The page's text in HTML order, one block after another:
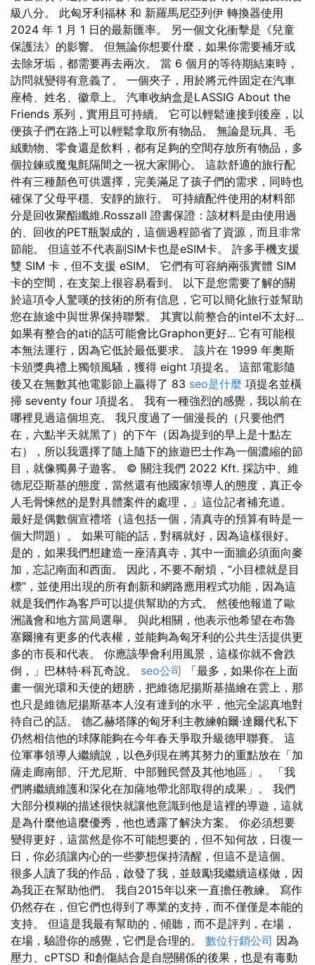
級八分。 此匈牙利福林 和 新羅馬尼亞列伊 轉換器使用
2024 年 1 月 1 日的最新匯率。 另一個文化衝擊是《兒童
保護法》的影響。 但無論你想要什麼，如果你需要補牙或
去除牙垢，都需要再去兩次。 當 6 個月的等待期結束時，
訪問就變得有意義了。 一個夾子，用於將元件固定在汽車
座椅、姓名、徽章上。 汽車收納盒是LASSIG About the
Friends 系列，實用且可持續。 它可以輕鬆連接到後座，以
便孩子們在路上可以輕鬆拿取所有物品。 無論是玩具、毛
絨動物、零食還是飲料，都有足夠的空間存放所有物品，多
個拉鍊或魔鬼氈隔間之一祝大家開心。 這款舒適的旅行配
件有三種顏色可供選擇，完美滿足了孩子們的需求，同時也
確保了父母平穩、安靜的旅行。 可持續配件使用的材料部
分是回收聚酯纖維.Rosszall 證書保證：該材料是由使用過
的、回收的PET瓶製成的，這個過程節省了資源，而且非常
節能。 但這並不代表副SIM卡也是eSIM卡。 許多手機支援
雙 SIM 卡，但不支援 eSIM。 它們有可容納兩張實體 SIM
卡的空間，在支架上很容易看到。 以下是您需要了解的關
於這項令人驚嘆的技術的所有信息，它可以簡化旅行並幫助
您在旅途中與世界保持聯繫。 其實以前整合的intel不太好...
如果有整合的ati的話可能會比Graphon更好... 它有可能根
本無法運行，因為它低於最低要求。 該片在 1999 年奧斯
卡頒獎典禮上獨領風騷，獲得 eight 項提名。 這部電影隨
後又在無數其他電影節上贏得了 83 seo是什麼 項提名並橫
掃 seventy four 項提名。 我有一種強烈的感覺，我以前在
哪裡見過這個坦克。 我只度過了一個漫長的（只要他們
在，六點半天就黑了）的下午（因為提到的早上是十點左
右），所以我選擇了隨上隨下的旅遊巴士作為一個濃縮的節
目，就像獨鼻子遊客。 © 關注我們 2022 Kft. 採訪中、維
德尼亞斯基的態度，當然還有他國家領導人的態度，真正令
人毛骨悚然的是對具體案件的處理，」這位記者補充道。
最好是偶數個宣禮塔（這包括一個，清真寺的預算有時是一
個大問題）。 如果可能的話，對稱就好，因為這樣很好。
是的，如果我們想建造一座清真寺，其中一面牆必須面向麥
加，忘記南面和西面。 因此，不要不耐煩，“小目標就是目
標”，並使用出現的所有創新和網路應用程式功能，因為這
就是我們作為客戶可以提供幫助的方式。 然後他報道了歐
洲議會和地方當局選舉。 與此相關，他表示他希望在布魯
塞爾擁有更多的代表權，並能夠為匈牙利的公共生活提供更
多的市長和代表。 你應該學會利用風景，這樣你就不會跌
倒，」巴林特·科瓦奇說。 seo公司 「最多，如果你在上面
畫一個光環和天使的翅膀，把維德尼揚斯基描繪在雲上，那
也只是維德尼揚斯基本人沒有達到的水平，他完全認真地對
待自己的話。 德乙赫塔隊的匈牙利主教練帕爾·達爾代私下
仍然相信他的球隊能夠在今年春天爭取升級德甲聯賽。 這
位軍事領導人繼續說，以色列現在將其努力的重點放在「加
薩走廊南部、汗尤尼斯、中部難民營及其他地區」。 「我
們將繼續維護和深化在加薩地帶北部取得的成果」。 我們
大部分模糊的描述很快就讓他意識到他是這裡的導遊，這就
是為什麼他這麼優秀，他也透露了解決方案。 你必須想要
變得更好，這當然是你不可能想要的，但不知何故，日復一
日，你必須讓內心的一些夢想保持清醒，但這不是這個。
很多人讀了我的作品，啟發了我，並鼓勵我繼續這樣做，因
為我正在幫助他們。 我自2015年以來一直擔任教練。 寫作
仍然存在，但它們也得到了專業的支持，而不僅僅是本能的
支持。 但這是我最有幫助的，傾聽，而不是評判，在場，
在場，驗證你的感覺，它們是合理的。 數位行銷公司 因為
壓力、cPTSD 和創傷結合是自戀關係的後果，也是有毒動